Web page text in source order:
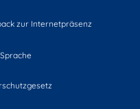
zur Internetpräsenz